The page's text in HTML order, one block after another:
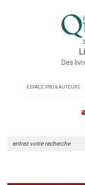
Des
ESPACE PRO & AUTEURS